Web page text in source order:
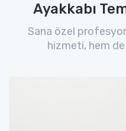
Ayakkabı
Sana özel
hizmeti, hem